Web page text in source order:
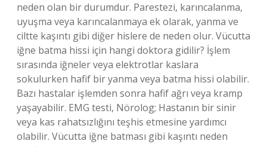
neden olan bir durumdur. Parestezi, karıncalanma,
uyuşma veya karıncalanmaya ek olarak, yanma ve
ciltte kaşıntı gibi diğer hislere de neden olur. Vücutta
iğne batma hissi için hangi doktora gidilir? İşlem
sırasında iğneler veya elektrotlar kaslara
sokulurken hafif bir yanma veya batma hissi olabilir.
Bazı hastalar işlemden sonra hafif ağrı veya kramp
yaşayabilir. EMG testi, Nörolog; Hastanın bir sinir
veya kas rahatsızlığını teşhis etmesine yardımcı
olabilir. Vücutta iğne batması gibi kaşıntı neden